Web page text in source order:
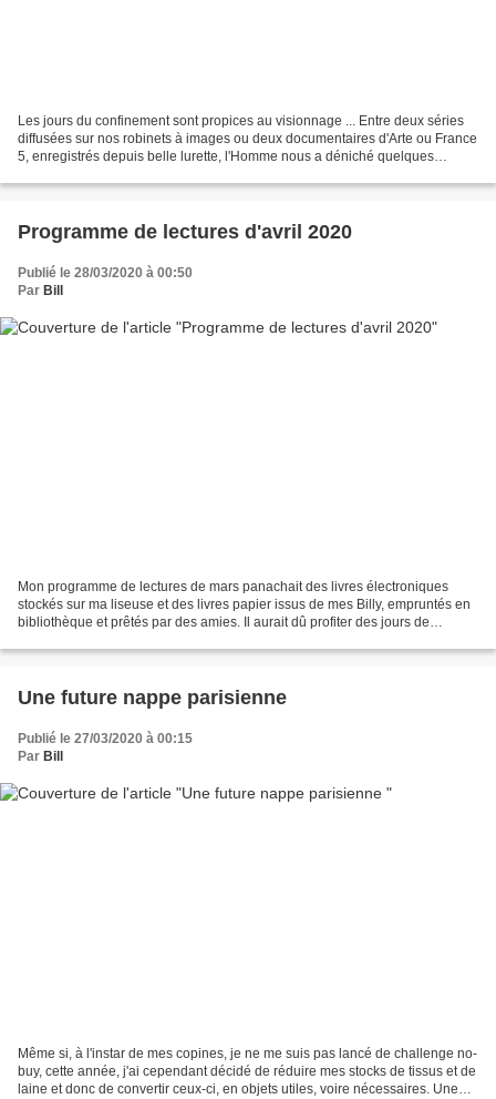
Les jours du confinement sont propices au visionnage ... Entre deux séries
diffusées sur nos robinets à images ou deux documentaires d'Arte ou France
5, enregistrés depuis belle lurette, l'Homme nous a déniché quelques
Programme de lectures d'avril 2020
Publié le 28/03/2020 à 00:50
Par Bill
Mon programme de lectures de mars panachait des livres électroniques
stockés sur ma liseuse et des livres papier issus de mes Billy, empruntés en
bibliothèque et prêtés par des amies. Il aurait dû profiter des jours de
Une future nappe parisienne
Publié le 27/03/2020 à 00:15
Par Bill
Même si, à l'instar de mes copines, je ne me suis pas lancé de challenge no-
buy, cette année, j'ai cependant décidé de réduire mes stocks de tissus et de
laine et donc de convertir ceux-ci, en objets utiles, voire nécessaires. Une